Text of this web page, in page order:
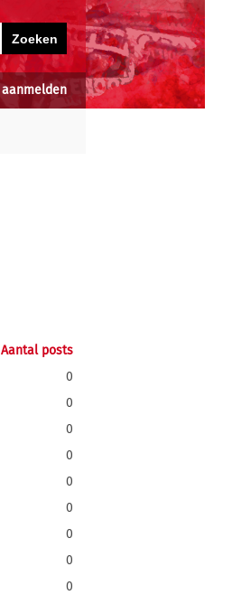
aanmelden
Aantal posts
0
0
0
0
0
0
0
0
0